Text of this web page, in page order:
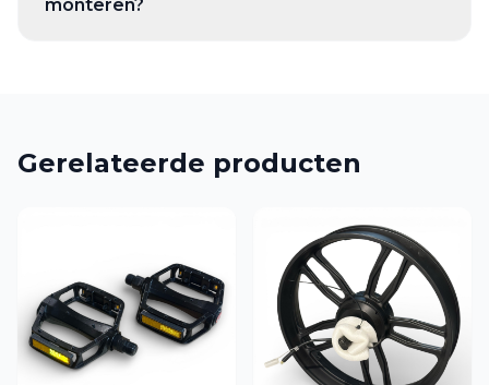
monteren?
Gerelateerde producten